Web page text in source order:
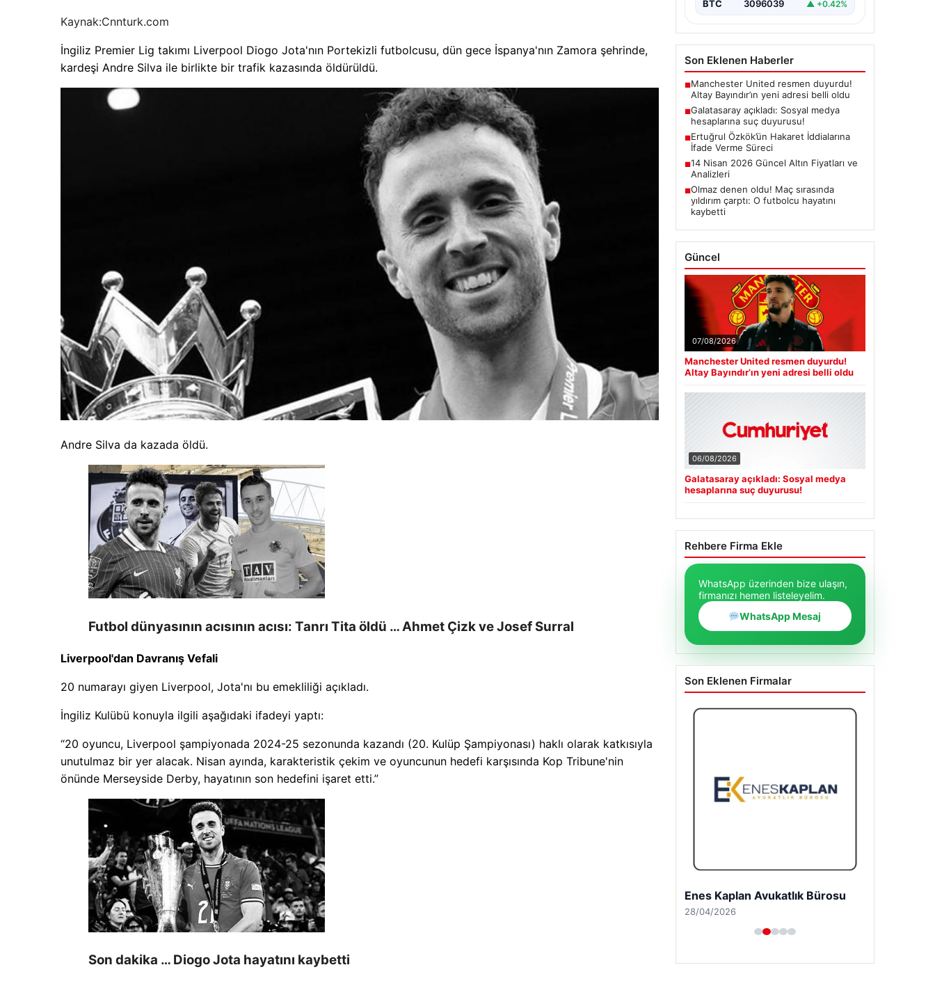
Kaynak:Cnnturk.com
İngiliz Premier Lig takımı Liverpool Diogo Jota'nın Portekizli futbolcusu, dün gece İspanya'nın Zamora şehrinde,
kardeşi Andre Silva ile birlikte bir trafik kazasında öldürüldü.
Andre Silva da kazada öldü.
Futbol dünyasının acısının acısı: Tanrı Tita öldü … Ahmet Çizk ve Josef Surral
Liverpool'dan Davranış Vefali
20 numarayı giyen Liverpool, Jota'nı bu emekliliği açıkladı.
İngiliz Kulübü konuyla ilgili aşağıdaki ifadeyi yaptı:
“20 oyuncu, Liverpool şampiyonada 2024-25 sezonunda kazandı (20. Kulüp Şampiyonası) haklı olarak katkısıyla
unutulmaz bir yer alacak. Nisan ayında, karakteristik çekim ve oyuncunun hedefi karşısında Kop Tribune'nin
önünde Merseyside Derby, hayatının son hedefini işaret etti.”
Son dakika … Diogo Jota hayatını kaybetti
BTC 3096039 ▲ +0.42%
Son Eklenen Haberler
■Manchester United resmen duyurdu!
Altay Bayındır’ın yeni adresi belli oldu
■Galatasaray açıkladı: Sosyal medya
hesaplarına suç duyurusu!
■Ertuğrul Özkök’ün Hakaret İddialarına
İfade Verme Süreci
■14 Nisan 2026 Güncel Altın Fiyatları ve
Analizleri
■Olmaz denen oldu! Maç sırasında
yıldırım çarptı: O futbolcu hayatını
kaybetti
Güncel
07/08/2026
Manchester United resmen duyurdu!
Altay Bayındır’ın yeni adresi belli oldu
06/08/2026
Galatasaray açıkladı: Sosyal medya
hesaplarına suç duyurusu!
Rehbere Firma Ekle
WhatsApp üzerinden bize ulaşın,
firmanızı hemen listeleyelim.
WhatsApp Mesaj
Son Eklenen Firmalar
Enes Kaplan Avukatlık Bürosu
28/04/2026